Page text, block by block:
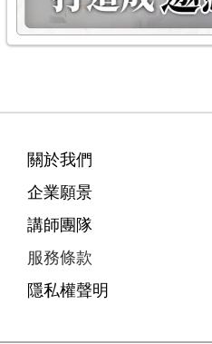
關於我們
企業願景
講師團隊
服務條款
隱私權聲明